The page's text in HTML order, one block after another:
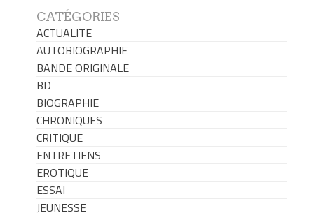
CATÉGORIES
ACTUALITE
AUTOBIOGRAPHIE
BANDE ORIGINALE
BD
BIOGRAPHIE
CHRONIQUES
CRITIQUE
ENTRETIENS
EROTIQUE
ESSAI
JEUNESSE